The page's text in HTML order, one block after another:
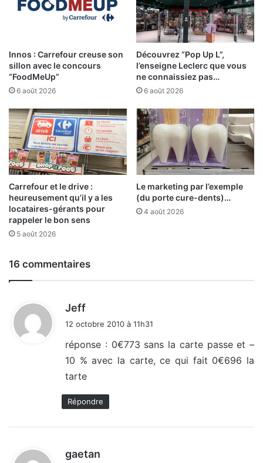
Innos : Carrefour creuse son
sillon avec le concours
“FoodMeUp”
6 août 2026
Découvrez “Pop Up L”,
l’enseigne Leclerc que vous
ne connaissiez pas…
6 août 2026
Carrefour et le drive :
heureusement qu’il y a les
locataires-gérants pour
rappeler le bon sens
5 août 2026
Le marketing par l’exemple
(du porte cure-dents)…
4 août 2026
16 commentaires
Jeff
:
12 octobre 2010 à 11h31
réponse : 0€773 sans la carte passe et –
10 % avec la carte, ce qui fait 0€696 la
tarte
Répondre
gaetan